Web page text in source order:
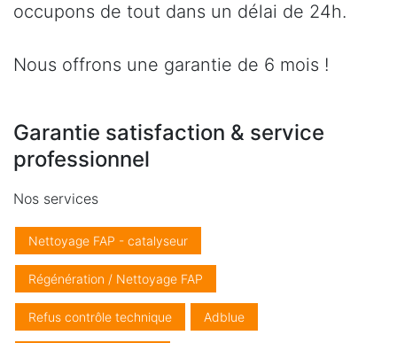
occupons de tout dans un délai de 24h.
Nous offrons une garantie de 6 mois !
Garantie satisfaction & service
professionnel
Nos services
Nettoyage FAP - catalyseur
Régénération / Nettoyage FAP
Refus contrôle technique Adblue